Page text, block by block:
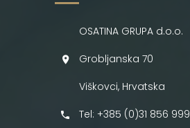
OSATINA GRUPA d.o.o.
Grobljanska 70
Viškovci, Hrvatska
Tel: +385 (0)31 856 999